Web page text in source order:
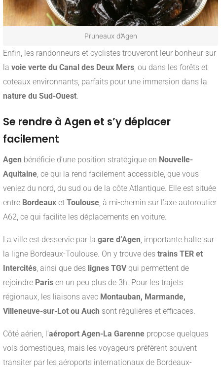
Pruneaux d’Agen
Enfin, les randonneurs et cyclistes trouveront leur bonheur sur
la voie verte du Canal des Deux Mers, ou dans les forêts et
coteaux environnants, parfaits pour une immersion dans la
nature du Sud-Ouest.
Se rendre à Agen et s’y déplacer
facilement
Agen bénéficie d’une position stratégique en Nouvelle-
Aquitaine, ce qui la rend facilement accessible, que vous
veniez du nord, du sud ou de la côte Atlantique. Elle est située
entre Bordeaux et Toulouse, à mi-chemin sur l’axe autoroutier
A62, ce qui facilite les déplacements en voiture.
La ville est desservie par la gare d’Agen, importante halte sur
la ligne Bordeaux-Toulouse. On y trouve des trains TER et
Intercités, ainsi que des lignes TGVqui permettent de
rejoindre Paris en un peu plus de 3h. Pour les trajets
régionaux, les liaisons avec Montauban, Marmande,
Villeneuve-sur-Lot ou Auch sont régulières et efficaces.
Côté aérien, l’aéroport Agen-La Garenne propose quelques
vols domestiques, mais les voyageurs préfèrent souvent
transiter par les aéroports internationaux de Bordeaux-